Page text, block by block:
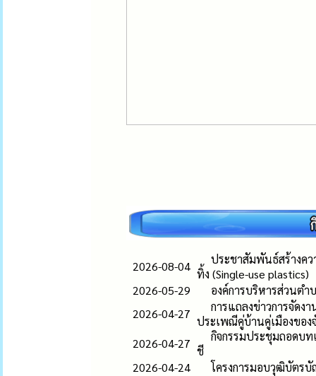
2026-08-04
ประชาสัมพันธ์สร้างค
ทิ้ง (Single-use plastics)
2026-05-29
องค์การบริหารส่วนต
2026-04-27
การแถลงข่าวการจัด
ประเพณีคู่บ้านคู่เมืองของ
2026-04-27
กิจกรรมประชุมถอดบท
ชี
2026-04-24
โครงการมอบวุฒิบัตร